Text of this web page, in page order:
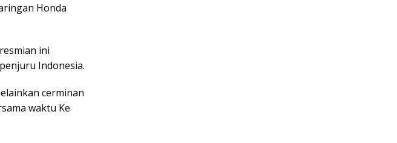
Honda
ini
Indonesia.
cerminan
waktu Ke